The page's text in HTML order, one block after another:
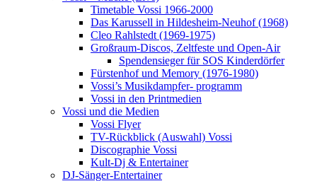
Timetable Vossi 1966-2000
Das Karussell in Hildesheim-Neuhof (1968)
Cleo Rahlstedt (1969-1975)
Großraum-Discos, Zeltfeste und Open-Air
Spendensieger für SOS Kinderdörfer
Fürstenhof und Memory (1976-1980)
Vossi’s Musikdampfer- programm
Vossi in den Printmedien
Vossi und die Medien
Vossi Flyer
TV-Rückblick (Auswahl) Vossi
Discographie Vossi
Kult-Dj & Entertainer
DJ-Sänger-Entertainer